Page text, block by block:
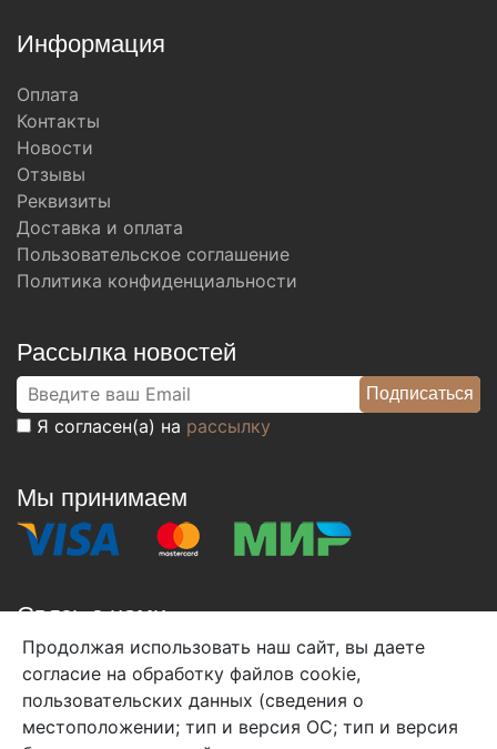
Информация
Оплата
Контакты
Новости
Отзывы
Реквизиты
Доставка и оплата
Пользовательское соглашение
Политика конфиденциальности
Рассылка новостей
Я согласен(а) на рассылку
Мы принимаем
Связь с нами
+7 (495) 933-38-08
info@arben-textile.ru- оптовые продажи
Продолжая использовать наш сайт, вы даете
согласие на обработку файлов cookie,
пользовательских данных (сведения о
местоположении; тип и версия ОС; тип и версия